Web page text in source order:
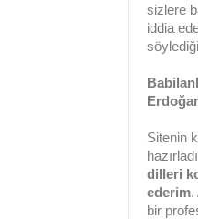
sizlere
iddia
söylediği
Sitenin
dilleri
ederim.
bir